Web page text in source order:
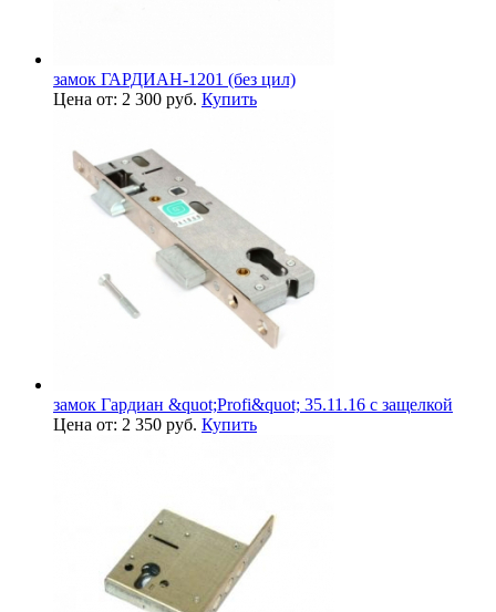
замок ГАРДИАН-1201 (без цил)
Цена от: 2 300 руб. Купить
замок Гардиан &quot;Profi&quot; 35.11.16 с защелкой
Цена от: 2 350 руб. Купить